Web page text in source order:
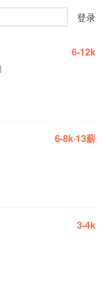
登录
6-12k
6-8k·13薪
3-4k